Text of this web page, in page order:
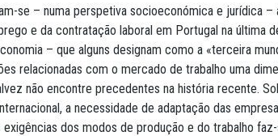
se – numa perspetiva socioeconómica e jurídica –
e da contratação laboral em Portugal na última
– que alguns designam como a «terceira
relacionadas com o mercado de trabalho uma
não encontre precedentes na história recente.
a necessidade de adaptação das
exigências dos modos de produção e do trabalho